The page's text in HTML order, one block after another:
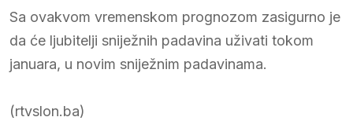
Sa ovakvom vremenskom prognozom zasigurno je
da će ljubitelji sniježnih padavina uživati tokom
januara, u novim sniježnim padavinama.
(rtvslon.ba)